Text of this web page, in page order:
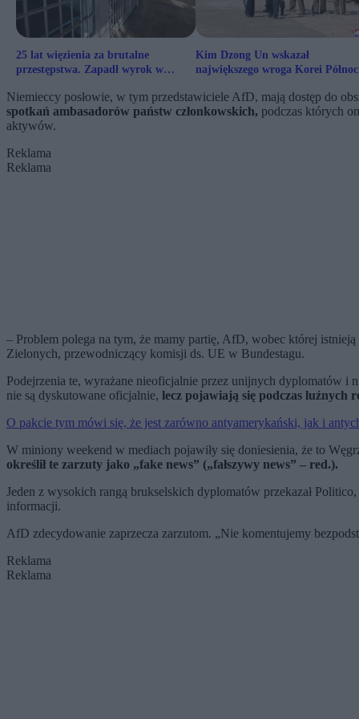
25 lat więzienia za brutalne
przestępstwa. Zapadł wyrok w
Kim Dzong Un wskazał
największego wroga Korei
Niemieccy posłowie, w tym przedstawiciele AfD, mają dostęp do
spotkań ambasadorów państw członkowskich, podczas których
aktywów.
Reklama
Reklama
– Problem polega na tym, że mamy partię, AfD, wobec której
Zielonych, przewodniczący komisji ds. UE w Bundestagu.
Podejrzenia te, wyrażane nieoficjalnie przez unijnych dyplomatów
nie są dyskutowane oficjalnie, lecz pojawiają się podczas luźnych
O pakcie tym mówi się, że jest zarówno antyamerykański, jak i
W miniony weekend w mediach pojawiły się doniesienia, że to
określił te zarzuty jako „fake news” („fałszywy news” – red.).
Jeden z wysokich rangą brukselskich dyplomatów przekazał
informacji.
AfD zdecydowanie zaprzecza zarzutom. „Nie komentujemy
Reklama
Reklama